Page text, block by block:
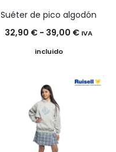
Suéter de pico algodón
32,90 € - 39,00 €Rango
desde
IVA
incluido